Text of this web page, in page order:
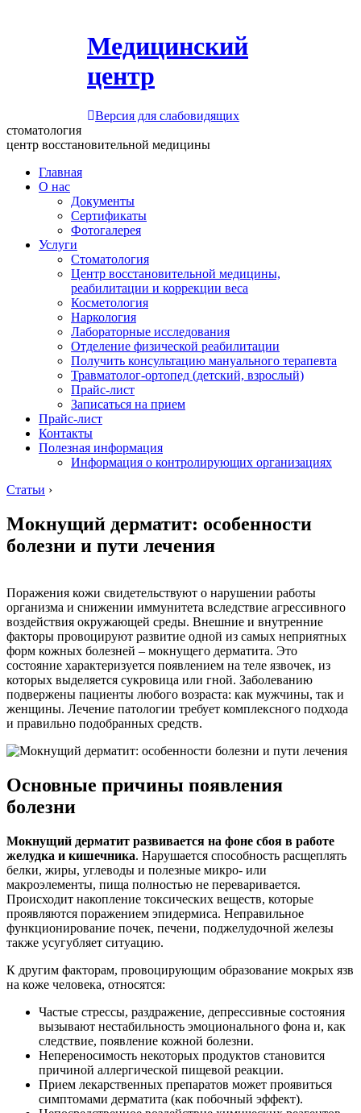
Медицинский
центр
Версия для слабовидящих
стоматология
центр восстановительной медицины
Главная
О нас
Документы
Сертификаты
Фотогалерея
Услуги
Стоматология
Центр восстановительной медицины,
реабилитации и коррекции веса
Косметология
Наркология
Лабораторные исследования
Отделение физической реабилитации
Получить консультацию мануального терапевта
Травматолог-ортопед (детский, взрослый)
Прайс-лист
Записаться на прием
Прайс-лист
Контакты
Полезная информация
Информация о контролирующих организациях
Статьи ›
Мокнущий дерматит: особенности
болезни и пути лечения
Поражения кожи свидетельствуют о нарушении работы
организма и снижении иммунитета вследствие агрессивного
воздействия окружающей среды. Внешние и внутренние
факторы провоцируют развитие одной из самых неприятных
форм кожных болезней – мокнущего дерматита. Это
состояние характеризуется появлением на теле язвочек, из
которых выделяется сукровица или гной. Заболеванию
подвержены пациенты любого возраста: как мужчины, так и
женщины. Лечение патологии требует комплексного подхода
и правильно подобранных средств.
Основные причины появления
болезни
Мокнущий дерматит развивается на фоне сбоя в работе
желудка и кишечника. Нарушается способность расщеплять
белки, жиры, углеводы и полезные микро- или
макроэлементы, пища полностью не переваривается.
Происходит накопление токсических веществ, которые
проявляются поражением эпидермиса. Неправильное
функционирование почек, печени, поджелудочной железы
также усугубляет ситуацию.
К другим факторам, провоцирующим образование мокрых язв
на коже человека, относятся:
Частые стрессы, раздражение, депрессивные состояния
вызывают нестабильность эмоционального фона и, как
следствие, появление кожной болезни.
Непереносимость некоторых продуктов становится
причиной аллергической пищевой реакции.
Прием лекарственных препаратов может проявиться
симптомами дерматита (как побочный эффект).